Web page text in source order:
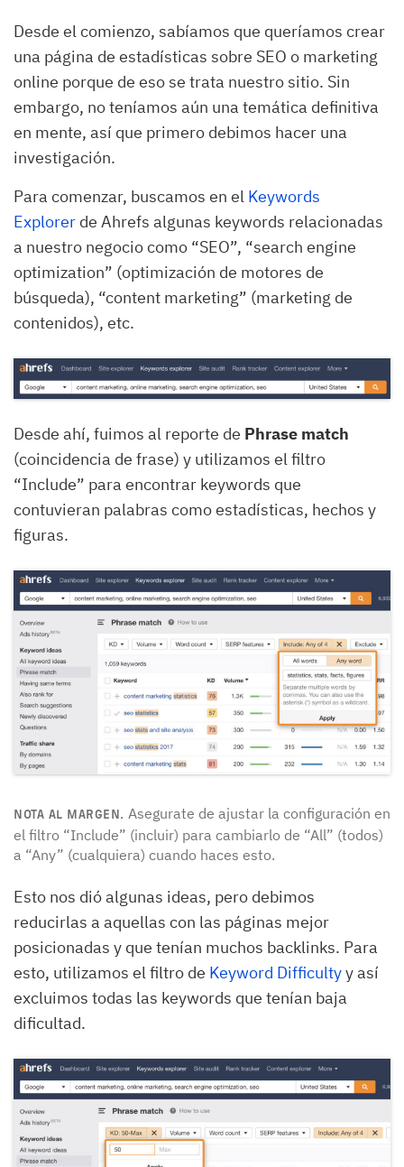
Desde el comienzo, sabíamos que queríamos crear
una página de estadísticas sobre SEO o marketing
online porque de eso se trata nuestro sitio. Sin
embargo, no teníamos aún una temática definitiva
en mente, así que primero debimos hacer una
investigación.
Para comenzar, buscamos en el Keywords
Explorer de Ahrefs algunas keywords relacionadas
a nuestro negocio como “SEO”, “search engine
optimization” (optimización de motores de
búsqueda), “content marketing” (marketing de
contenidos), etc.
Desde ahí, fuimos al reporte de Phrase match
(coincidencia de frase) y utilizamos el filtro
“Include” para encontrar keywords que
contuvieran palabras como estadísticas, hechos y
figuras.
NOTA AL MARGEN. Asegurate de ajustar la configuración en
el filtro “Include” (incluir) para cambiarlo de “All” (todos)
a “Any” (cualquiera) cuando haces esto.
Esto nos dió algunas ideas, pero debimos
reducirlas a aquellas con las páginas mejor
posicionadas y que tenían muchos backlinks. Para
esto, utilizamos el filtro de Keyword Difficultyy así
excluimos todas las keywords que tenían baja
dificultad.